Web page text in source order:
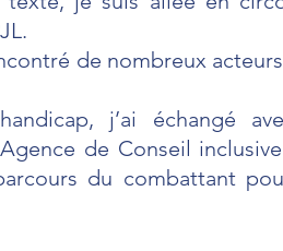
de nombreux
j’ai échangé
de Conseil
du combattant